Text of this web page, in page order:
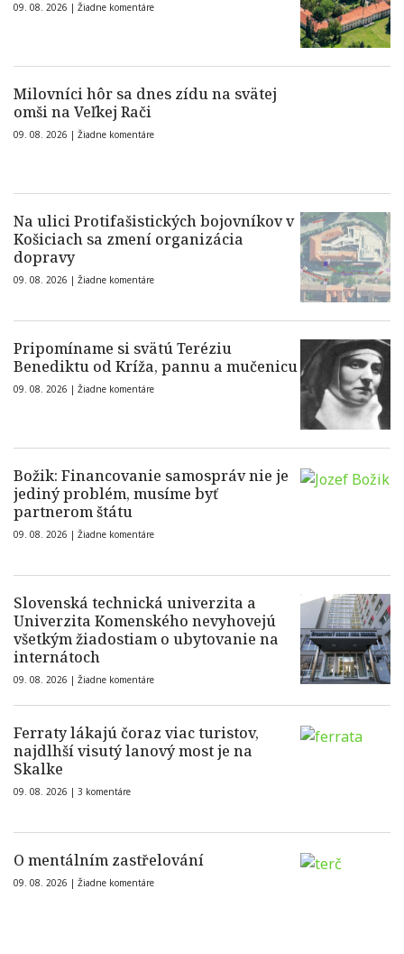
09. 08. 2026 | Žiadne komentáre
Milovníci hôr sa dnes zídu na svätej
omši na Veľkej Rači
09. 08. 2026 | Žiadne komentáre
Na ulici Protifašistických bojovníkov v
Košiciach sa zmení organizácia
dopravy
09. 08. 2026 | Žiadne komentáre
Pripomíname si svätú Teréziu
Benediktu od Kríža, pannu a mučenicu
09. 08. 2026 | Žiadne komentáre
Božik: Financovanie samospráv nie je
jediný problém, musíme byť
partnerom štátu
09. 08. 2026 | Žiadne komentáre
Slovenská technická univerzita a
Univerzita Komenského nevyhovejú
všetkým žiadostiam o ubytovanie na
internátoch
09. 08. 2026 | Žiadne komentáre
Ferraty lákajú čoraz viac turistov,
najdlhší visutý lanový most je na
Skalke
09. 08. 2026 | 3 komentáre
O mentálním zastřelování
09. 08. 2026 | Žiadne komentáre